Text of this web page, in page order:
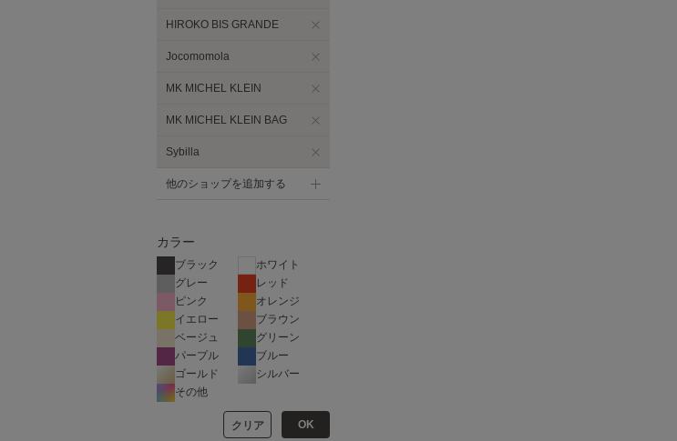
HIROKO BIS GRANDE
Jocomomola
MK MICHEL KLEIN
MK MICHEL KLEIN BAG
Sybilla
他のショップを追加する
カラー
ブラック
ホワイト
グレー
レッド
ピンク
オレンジ
イエロー
ブラウン
ベージュ
グリーン
パープル
ブルー
ゴールド
シルバー
その他
クリア OK